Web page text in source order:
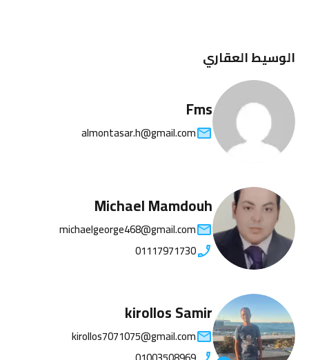
الوسيط العقاري
Fms
almontasar.h@gmail.com
Michael Mamdouh
michaelgeorge468@gmail.com
01117971730
kirollos Samir
kirollos7071075@gmail.com